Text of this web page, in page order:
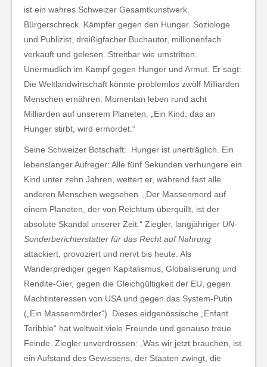
ist ein wahres Schweizer Gesamtkunstwerk.
Bürgerschreck. Kämpfer gegen den Hunger. Soziologe
und Publizist, dreißigfacher Buchautor, millionenfach
verkauft und gelesen. Streitbar wie umstritten.
Unermüdlich im Kampf gegen Hunger und Armut. Er sagt:
Die Weltlandwirtschaft könnte problemlos zwölf Milliarden
Menschen ernähren. Momentan leben rund acht
Milliarden auf unserem Planeten. „Ein Kind, das an
Hunger stirbt, wird ermordet.“
Seine Schweizer Botschaft: Hunger ist unerträglich. Ein
lebenslanger Aufreger: Alle fünf Sekunden verhungere ein
Kind unter zehn Jahren, wettert er, während fast alle
anderen Menschen wegsehen. „Der Massenmord auf
einem Planeten, der von Reichtum überquillt, ist der
absolute Skandal unserer Zeit.“ Ziegler, langjähriger UN-
Sonderberichterstatter für das Recht auf Nahrung
attackiert, provoziert und nervt bis heute. Als
Wanderprediger gegen Kapitalismus, Globalisierung und
Rendite-Gier, gegen die Gleichgültigkeit der EU, gegen
Machtinteressen von USA und gegen das System-Putin
(„Ein Massenmörder“). Dieses eidgenössische „Enfant
Teribble“ hat weltweit viele Freunde und genauso treue
Feinde. Ziegler unverdrossen: „Was wir jetzt brauchen, ist
ein Aufstand des Gewissens, der Staaten zwingt, die